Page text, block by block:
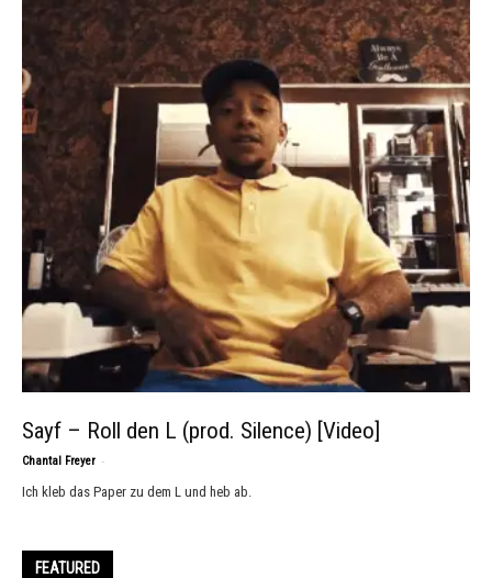
Sayf – Roll den L (prod. Silence) [Video]
Chantal Freyer -
Ich kleb das Paper zu dem L und heb ab.
FEATURED